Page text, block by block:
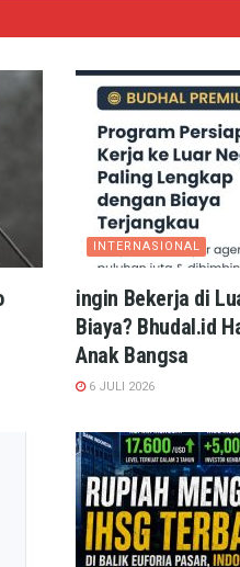
INTERNASIONAL
ingin Bekerja di
Biaya? Bhudal.id
Anak Bangsa
6 JULI 2026